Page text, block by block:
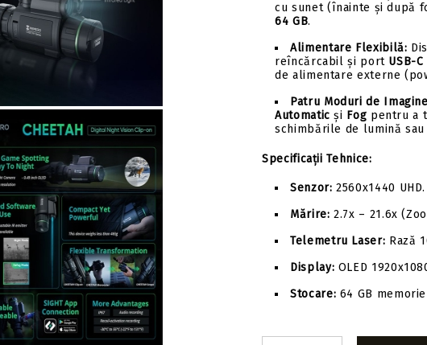
cu sunet (înainte și după
64 GB.
Alimentare Flexibilă:
reîncărcabil și port USB-C
de alimentare externe
Patru Moduri de
Automatic și Fog pentru a
schimbările de lumină sau
Specificații Tehnice:
Senzor: 2560x1440 UHD.
Mărire: 2.7x – 21.6x
Telemetru Laser: Rază
Display: OLED
Stocare: 64 GB